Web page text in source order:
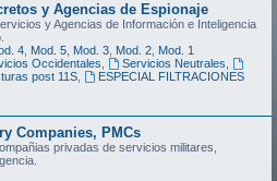
y Agencias de Espionaje
y Agencias de Información e Inteligencia
4 Mod. 5 Mod. 3 Mod. 2 Mod. 1
Occidentales Servicios Neutrales
post 11S,
ESPECIAL FILTRACIONES
Companies, PMCs
privadas de servicios militares,